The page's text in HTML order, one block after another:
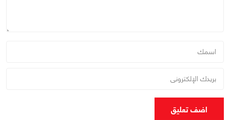
اضف تعليق